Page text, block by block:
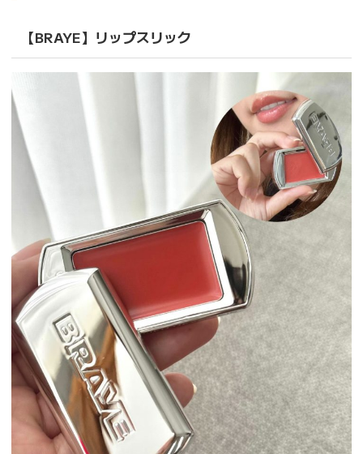
【BRAYE】リップスリック